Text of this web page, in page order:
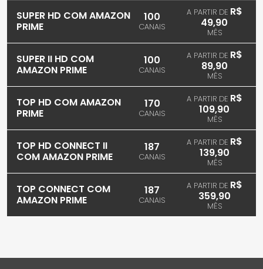
SUPER HD COM AMAZON
PRIME
100
CANAIS
A PARTIR DE R$
49,90
MÊS
SUPER II HD COM
AMAZON PRIME
100
CANAIS
A PARTIR DE R$
89,90
MÊS
TOP HD COM AMAZON
PRIME
170
CANAIS
A PARTIR DE R$
109,90
MÊS
TOP HD CONNECT II
COM AMAZON PRIME
187
CANAIS
A PARTIR DE R$
139,90
MÊS
TOP CONNECT COM
AMAZON PRIME
187
CANAIS
A PARTIR DE R$
359,90
MÊS